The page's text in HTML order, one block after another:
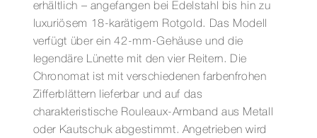
erhältlich – angefangen bei Edelstahl bis hin zu
luxuriösem 18-karätigem Rotgold. Das Modell
verfügt über ein 42-mm-Gehäuse und die
legendäre Lünette mit den vier Reitern. Die
Chronomat ist mit verschiedenen farbenfrohen
Zifferblättern lieferbar und auf das
charakteristische Rouleaux-Armband aus Metall
oder Kautschuk abgestimmt. Angetrieben wird